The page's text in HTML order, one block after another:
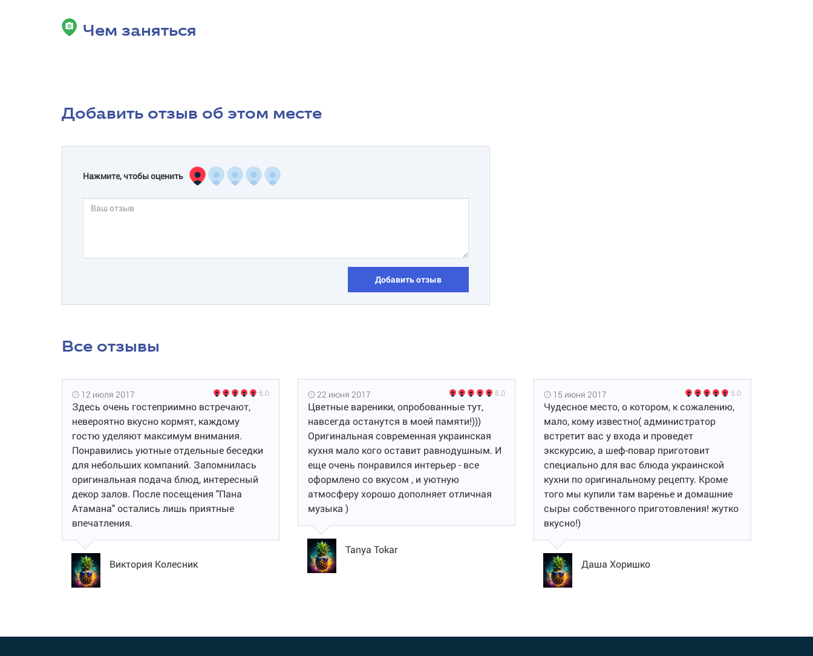
Чем заняться
Добавить отзыв об этом месте
Нажмите, чтобы оценить
Добавить отзыв
Все отзывы
12 июля 2017 5.0
Здесь очень гостеприимно встречают,
невероятно вкусно кормят, каждому
гостю уделяют максимум внимания.
Понравились уютные отдельные беседки
для небольших компаний. Запомнилась
оригинальная подача блюд, интересный
декор залов. После посещения "Пана
Атамана" остались лишь приятные
впечатления.
Виктория Колесник
22 июня 2017 5.0
Цветные вареники, опробованные тут,
навсегда останутся в моей памяти!)))
Оригинальная современная украинская
кухня мало кого оставит равнодушным. И
еще очень понравился интерьер - все
оформлено со вкусом , и уютную
атмосферу хорошо дополняет отличная
музыка )
Tanya Tokar
15 июня 2017 5.0
Чудесное место, о котором, к сожалению,
мало, кому известно( администратор
встретит вас у входа и проведет
экскурсию, а шеф-повар приготовит
специально для вас блюда украинской
кухни по оригинальному рецепту. Кроме
того мы купили там варенье и домашние
сыры собственного приготовления! жутко
вкусно!)
Даша Хоришко